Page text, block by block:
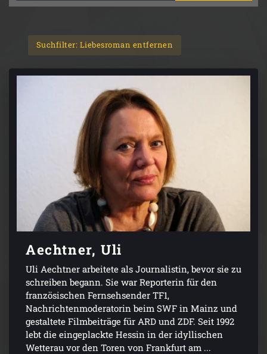
Suchfilter: Liebesroman entfernen
Aechtner, Uli
Uli Aechtner arbeitete als Journalistin, bevor sie zu
schreiben begann. Sie war Reporterin für den
französischen Fernsehsender TF1,
Nachrichtenmoderatorin beim SWF in Mainz und
gestaltete Filmbeiträge für ARD und ZDF. Seit 1992
lebt die eingeplackte Hessin in der idyllischen
Wetterau vor den Toren von Frankfurt am ...